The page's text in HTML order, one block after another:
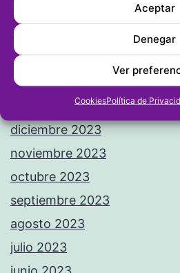
Aceptar
Denegar
Ver
CookiesPolítica de
mayo 2024
abril 2024
marzo 2024
febrero 2024
enero 2024
diciembre 2023
noviembre 2023
octubre 2023
septiembre 2023
agosto 2023
julio 2023